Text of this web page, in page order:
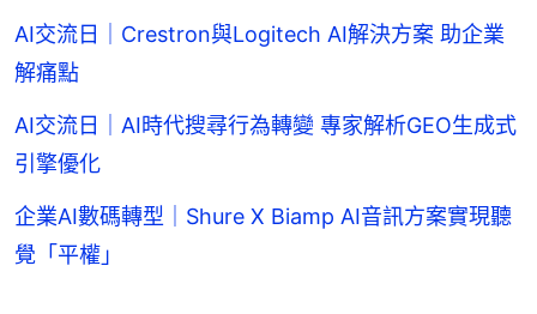
AI交流日｜Crestron與Logitech AI解決方案 助企業
解痛點
AI交流日｜AI時代搜尋行為轉變 專家解析GEO生成式
引擎優化
企業AI數碼轉型｜Shure X Biamp AI音訊方案實現聽
覺「平權」